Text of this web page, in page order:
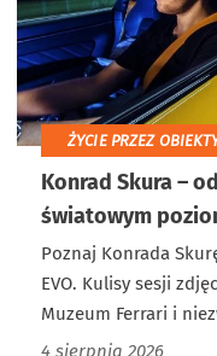
ŻYCIE PRZEZ
Konrad Skura –
światowym
Poznaj Konrada
EVO. Kulisy sesji
Muzeum Ferrari i
4 sierpnia 2026